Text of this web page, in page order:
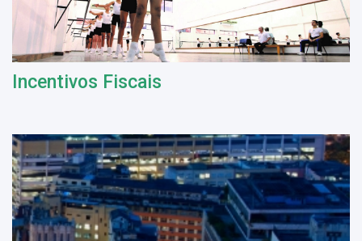
Incentivos Fiscais